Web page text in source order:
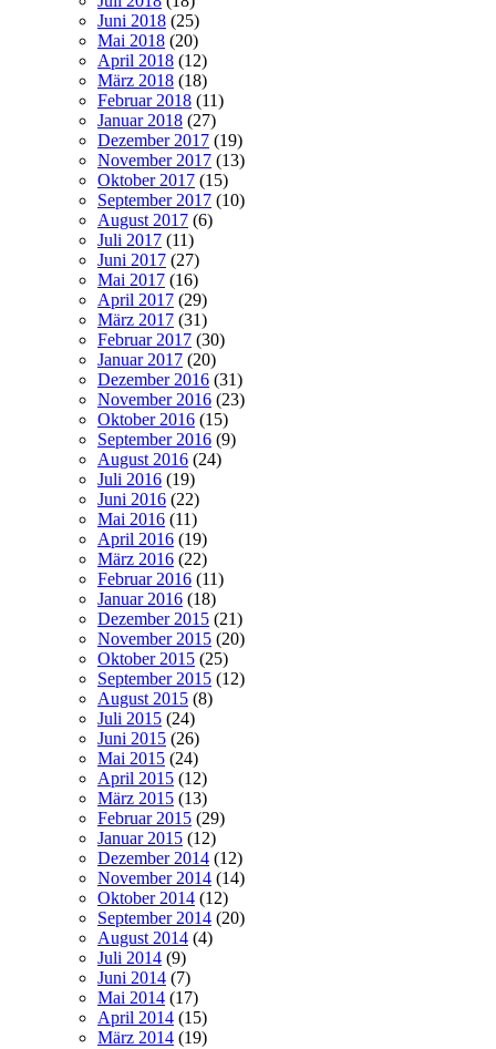
Juni 2018 (25)
Mai 2018 (20)
April 2018 (12)
März 2018 (18)
Februar 2018 (11)
Januar 2018 (27)
Dezember 2017 (19)
November 2017 (13)
Oktober 2017 (15)
September 2017 (10)
August 2017 (6)
Juli 2017 (11)
Juni 2017 (27)
Mai 2017 (16)
April 2017 (29)
März 2017 (31)
Februar 2017 (30)
Januar 2017 (20)
Dezember 2016 (31)
November 2016 (23)
Oktober 2016 (15)
September 2016 (9)
August 2016 (24)
Juli 2016 (19)
Juni 2016 (22)
Mai 2016 (11)
April 2016 (19)
März 2016 (22)
Februar 2016 (11)
Januar 2016 (18)
Dezember 2015 (21)
November 2015 (20)
Oktober 2015 (25)
September 2015 (12)
August 2015 (8)
Juli 2015 (24)
Juni 2015 (26)
Mai 2015 (24)
April 2015 (12)
März 2015 (13)
Februar 2015 (29)
Januar 2015 (12)
Dezember 2014 (12)
November 2014 (14)
Oktober 2014 (12)
September 2014 (20)
August 2014 (4)
Juli 2014 (9)
Juni 2014 (7)
Mai 2014 (17)
April 2014 (15)
März 2014 (19)